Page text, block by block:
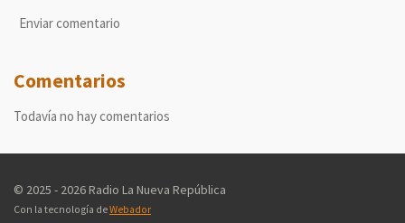
Enviar comentario
Comentarios
Todavía no hay comentarios
© 2025 - 2026 Radio La Nueva República
Con la tecnología deWebador